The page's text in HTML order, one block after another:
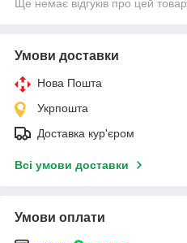
Ще немає відгуків про цей товар
Умови доставки
Нова Пошта
Укрпошта
Доставка кур'єром
Всі умови доставки
Умови оплати